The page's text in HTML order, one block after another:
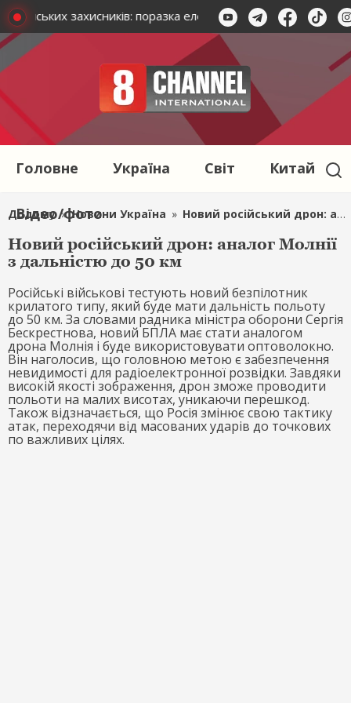
захисників: поразка елементів російської ПВО на
Головне Україна Світ Китай
Відео/фото
Додому » Новини Україна » Новий російський дрон: аналог Молнії з дальністю до 50 км
Новий російський дрон: аналог Молнії
з дальністю до 50 км
Російські військові тестують новий безпілотник
крилатого типу, який буде мати дальність польоту
до 50 км. За словами радника міністра оборони Сергія
Бескрестнова, новий БПЛА має стати аналогом
дрона Молнія і буде використовувати оптоволокно.
Він наголосив, що головною метою є забезпечення
невидимості для радіоелектронної розвідки. Завдяки
високій якості зображення, дрон зможе проводити
польоти на малих висотах, уникаючи перешкод.
Також відзначається, що Росія змінює свою тактику
атак, переходячи від масованих ударів до точкових
по важливих цілях.